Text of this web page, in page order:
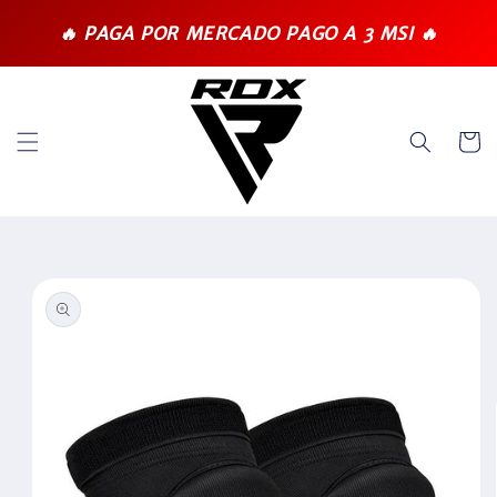
🔥 PAGA POR MERCADO PAGO A 3 MSI 🔥
directamente
al contenido
Carrito
información